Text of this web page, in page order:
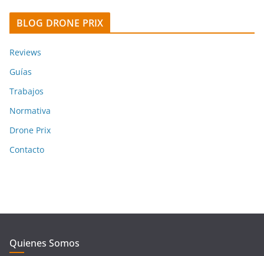
BLOG DRONE PRIX
Reviews
Guías
Trabajos
Normativa
Drone Prix
Contacto
Quienes Somos